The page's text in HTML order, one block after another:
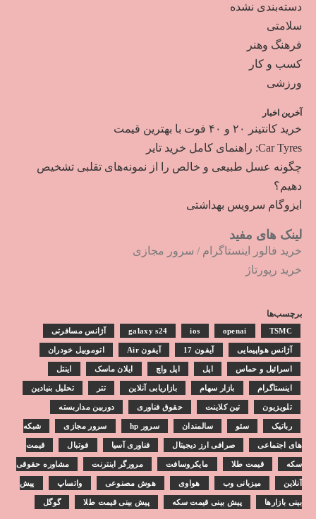
دسته‌بندی نشده
سلامتی
فرهنگ وهنر
کسب و کار
ورزشی
آخرین اخبار
خرید کانتینر ۲۰ و ۴۰ فوت با بهترین قیمت
Car Tyres: راهنمای کامل خرید تایر
چگونه عسل طبیعی و خالص را از نمونه‌های تقلبی تشخیص
دهیم؟
ایزوگام سرویس بهداشتی
لینک های مفید
خرید فالور اینستاگرام / سرور مجازی
خرید رپورتاژ
برچسب‌ها
galaxy s24 ios openai TSMC آژانس مسافرتی
آژانس هواپیمایی آیفون 17 آیفون Air اتوموبیل خودران
اسرائیل و حماس اپل اپل واچ ایلان ماسک اینتل
اینستاگرام بازار سهام بازاریابی آنلاین تتر تحلیل بنیادین
تلویزیون تین کلاینت حقوق فناوری دوربین مداربسته
رباتیک سئو سالمندان سرور hp سرور مجازی شبکه
های اجتماعی صرافی ارز دیجیتال فناوری آسیا فوتبال قیمت
سکه قیمت طلا مایکروسافت مرورگر اینترنت مشاوره حقوقی
آنلاین میزبانی وب هواوی هوش مصنوعی واتساپ پیش
بینی بازارها پیش بینی قیمت سکه پیش بینی قیمت طلا گوگل